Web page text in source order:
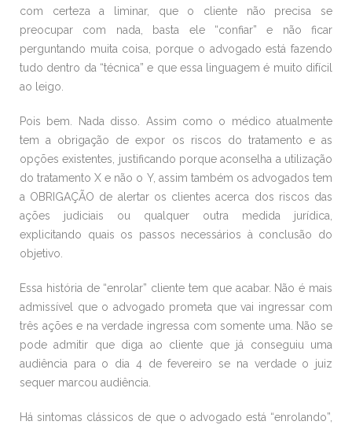
com certeza a liminar, que o cliente não precisa se
preocupar com nada, basta ele “confiar” e não ficar
perguntando muita coisa, porque o advogado está fazendo
tudo dentro da “técnica” e que essa linguagem é muito difícil
ao leigo.
Pois bem. Nada disso. Assim como o médico atualmente
tem a obrigação de expor os riscos do tratamento e as
opções existentes, justificando porque aconselha a utilização
do tratamento X e não o Y, assim também os advogados tem
a OBRIGAÇÃO de alertar os clientes acerca dos riscos das
ações judiciais ou qualquer outra medida jurídica,
explicitando quais os passos necessários à conclusão do
objetivo.
Essa história de “enrolar” cliente tem que acabar. Não é mais
admissível que o advogado prometa que vai ingressar com
três ações e na verdade ingressa com somente uma. Não se
pode admitir que diga ao cliente que já conseguiu uma
audiência para o dia 4 de fevereiro se na verdade o juiz
sequer marcou audiência.
Há sintomas clássicos de que o advogado está “enrolando”,